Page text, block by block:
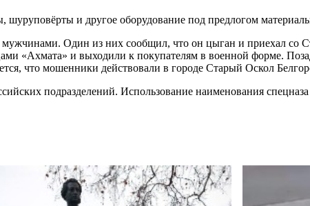
и другое оборудование под предлогом
Один из них сообщил, что он цыган и приехал со
«Ахмата» и выходили к покупателям в военной форме.
что мошенники действовали в городе Старый Оскол
подразделений. Использование наименования